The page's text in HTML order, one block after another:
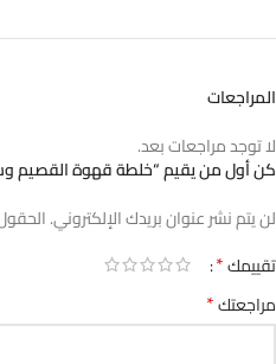
المراجعات
لا توجد مراجعات بعد.
كن أول من يقيم “خلطة قهوة القصيم وسط
لن يتم نشر عنوان بريدك الإلكتروني.
تقييمك*
مراجعتك*